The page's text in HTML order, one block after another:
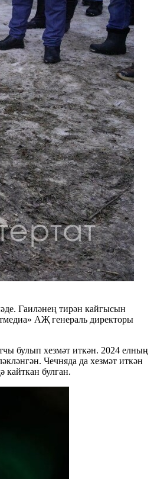
Гаиләнең тирән кайгысын
АҖ генераль директоры
булып хезмәт иткән. 2024 елның
Чечняда да хезмәт иткән
кайткан булган.